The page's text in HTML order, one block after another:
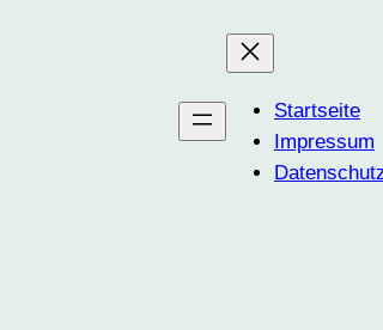
Startseite
Impressum